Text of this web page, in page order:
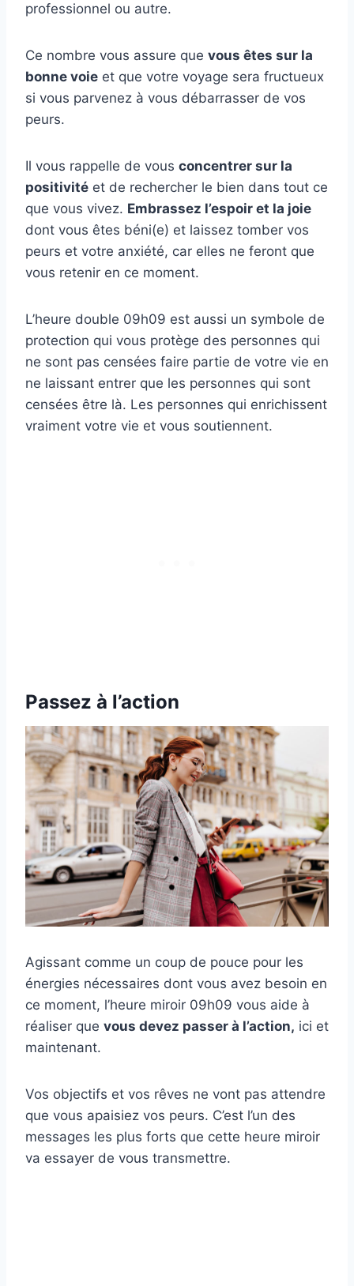
professionnel ou autre.
Ce nombre vous assure que vous êtes sur la
bonne voie et que votre voyage sera fructueux
si vous parvenez à vous débarrasser de vos
peurs.
Il vous rappelle de vous concentrer sur la
positivité et de rechercher le bien dans tout ce
que vous vivez. Embrassez l’espoir et la joie
dont vous êtes béni(e) et laissez tomber vos
peurs et votre anxiété, car elles ne feront que
vous retenir en ce moment.
L’heure double 09h09 est aussi un symbole de
protection qui vous protège des personnes qui
ne sont pas censées faire partie de votre vie en
ne laissant entrer que les personnes qui sont
censées être là. Les personnes qui enrichissent
vraiment votre vie et vous soutiennent.
Passez à l’action
Agissant comme un coup de pouce pour les
énergies nécessaires dont vous avez besoin en
ce moment, l’heure miroir 09h09 vous aide à
réaliser que vous devez passer à l’action, ici et
maintenant.
Vos objectifs et vos rêves ne vont pas attendre
que vous apaisiez vos peurs. C’est l’un des
messages les plus forts que cette heure miroir
va essayer de vous transmettre.